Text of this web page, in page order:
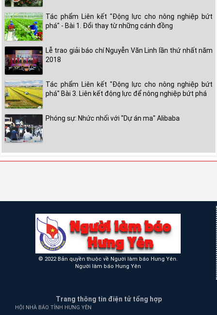
Tác phẩm Liên kết "Động lực cho nông nghiệp bứt
phá" - Bài 1. Đổi thay từ những cánh đồng
Lễ trao giải báo chí Nguyễn Văn Linh lần thứ nhất năm
2018
Tác phẩm Liên kết "Động lực cho nông nghiệp bứt
phá" Bài 3. Liên kết động lực để nông nghiệp bứt phá
Phóng sự: Nhức nhối với "Dự án ma" Alibaba
© 2022 Bản quyền thuộc về Người làm báo Hưng Yên.
Người làm báo Hưng Yên
Trang thông tin điện tử tổng hợp
HỘI NHÀ BÁO TỈNH HƯNG YÊN